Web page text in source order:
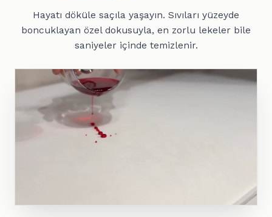
Hayatı döküle saçıla yaşayın. Sıvıları yüzeyde
boncuklayan özel dokusuyla, en zorlu lekeler bile
saniyeler içinde temizlenir.